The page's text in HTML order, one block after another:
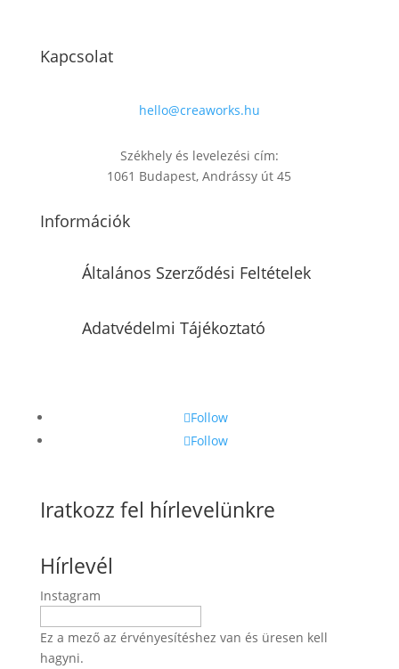
Kapcsolat
hello@creaworks.hu
Székhely és levelezési cím:
1061 Budapest, Andrássy út 45
Információk
Általános Szerződési Feltételek
Adatvédelmi Tájékoztató
Follow
Follow
Iratkozz fel hírlevelünkre
Hírlevél
Instagram
Ez a mező az érvényesítéshez van és üresen kell
hagyni.